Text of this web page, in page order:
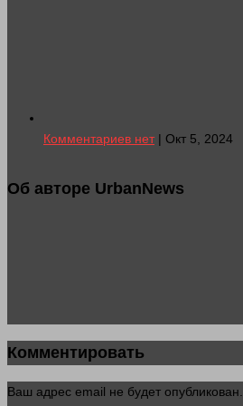
Комментариев нет| Окт 5, 2024
Об авторе UrbanNews
Комментировать
Ваш адрес email не будет опубликован.